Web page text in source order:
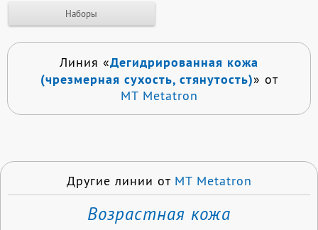
Наборы
Линия «Дегидрированная кожа
(чрезмерная сухость, стянутость)» от
MT Metatron
Другие линии от MT Metatron
Возрастная кожа